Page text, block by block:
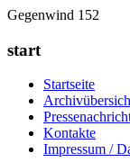
Gegenwind 152
start
Startseite
Kontakte
Impressum /